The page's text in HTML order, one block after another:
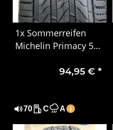
1x Sommerreifen
Michelin Primacy 5
94,95 € *
70 C A